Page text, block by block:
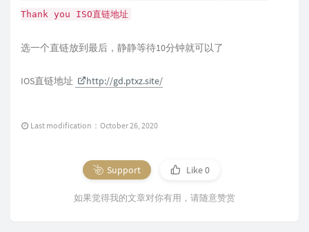
Thank you ISO直链地址
选一个直链放到最后，静静等待10分钟就可以了
IOS直链地址 http://gd.ptxz.site/
Last modification：October 26, 2020
Support Like0
如果觉得我的文章对你有用，请随意赞赏